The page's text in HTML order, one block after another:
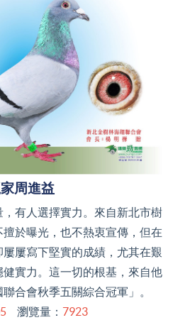
周進益
有人選擇實力。來自新北市樹
於曝光，也不熱衷宣傳，但在
屢寫下堅實的成績，尤其在艱
實力。這一切的根基，來自他
合會秋季五關綜合冠軍」。
瀏覽量： 7923